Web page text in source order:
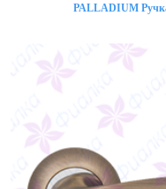
PALLADIUM